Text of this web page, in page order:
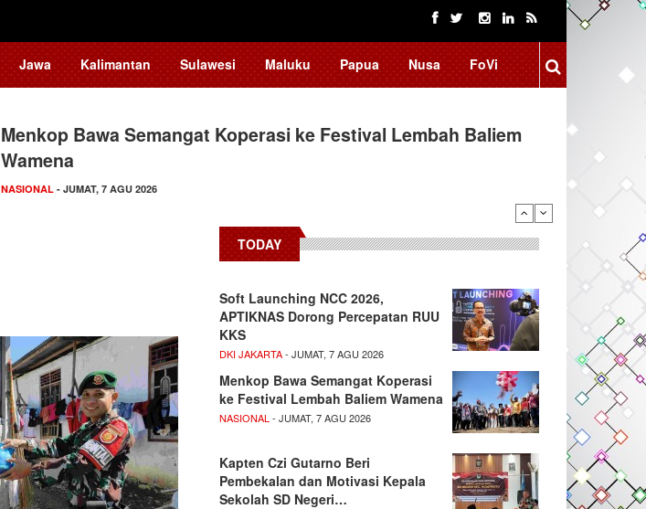
Jawa Kalimantan Sulawesi Maluku Papua Nusa FoVi
Menkop Bawa Semangat Koperasi ke Festival Lembah Baliem
Wamena
NASIONAL - JUMAT, 7 AGU 2026
TODAY
Soft Launching NCC 2026,
APTIKNAS Dorong Percepatan RUU
KKS
DKI JAKARTA- JUMAT, 7 AGU 2026
Menkop Bawa Semangat Koperasi
ke Festival Lembah Baliem Wamena
NASIONAL - JUMAT, 7 AGU 2026
Kapten Czi Gutarno Beri
Pembekalan dan Motivasi Kepala
Sekolah SD Negeri…